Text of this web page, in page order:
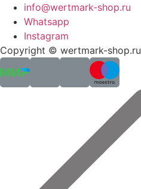
info@wertmark-shop.ru
Whatsapp
Instagram
Copyright © wertmark-shop.ru